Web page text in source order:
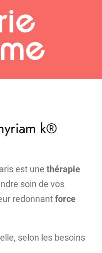
k®
est une thérapie
soin de vos
redonnant force
selon les besoins